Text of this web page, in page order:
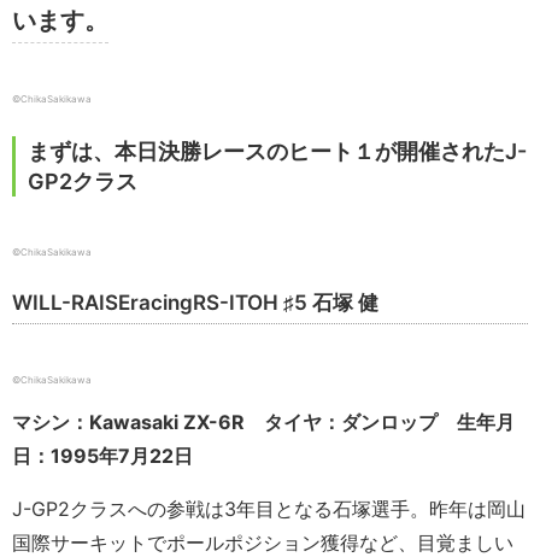
います。
©ChikaSakikawa
まずは、本日決勝レースのヒート１が開催されたJ-
GP2クラス
©ChikaSakikawa
WILL-RAISEracingRS-ITOH ♯5 石塚 健
©ChikaSakikawa
マシン：Kawasaki ZX-6R タイヤ：ダンロップ 生年月
日：1995年7月22日
J-GP2クラスへの参戦は3年目となる石塚選手。昨年は岡山
国際サーキットでポールポジション獲得など、目覚ましい